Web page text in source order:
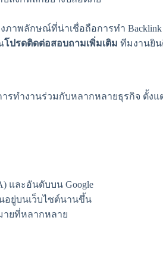
าพลักษณ์ที่น่าเชื่อถือการทำ
โปรดติดต่อสอบถามเพิ่มเติม ทีมงานยิ
รทำงานร่วมกับหลากหลายธุรกิจ ตั้ง
และอันดับบน Google
อยู่บนเว็บไซต์นานขึ้น
ายที่หลากหลาย